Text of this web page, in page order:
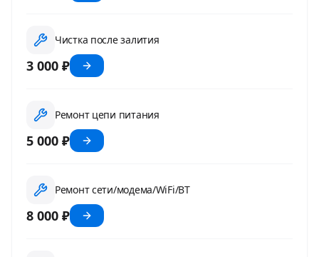
Чистка после залития
3 000 ₽
Ремонт цепи питания
5 000 ₽
Ремонт сети/модема/WiFi/BT
8 000 ₽